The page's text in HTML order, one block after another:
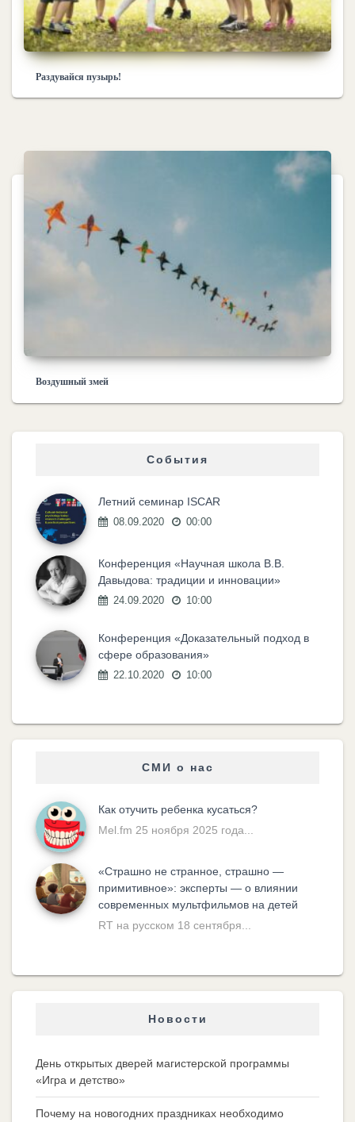
Раздувайся пузырь!
Воздушный змей
События
Летний семинар ISCAR
08.09.2020 00:00
Конференция «Научная школа В.В.
Давыдова: традиции и инновации»
24.09.2020 10:00
Конференция «Доказательный подход в
сфере образования»
22.10.2020 10:00
СМИ о нас
Как отучить ребенка кусаться?
Mel.fm 25 ноября 2025 года...
«Cтрашно не странное, страшно —
примитивное»: эксперты — о влиянии
современных мультфильмов на детей
RT на русском 18 сентября...
Новости
День открытых дверей магистерской программы
«Игра и детство»
Почему на новогодних праздниках необходимо